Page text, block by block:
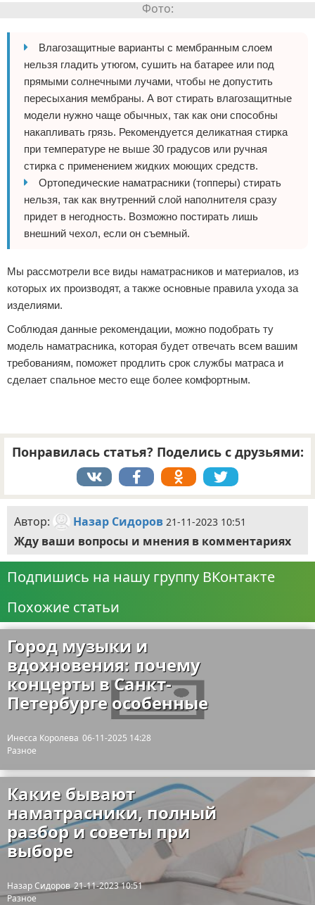
Влагозащитные варианты с мембранным слоем
нельзя гладить утюгом, сушить на батарее или под
прямыми солнечными лучами, чтобы не допустить
пересыхания мембраны. А вот стирать влагозащитные
модели нужно чаще обычных, так как они способны
накапливать грязь. Рекомендуется деликатная стирка
при температуре не выше 30 градусов или ручная
стирка с применением жидких моющих средств.
Ортопедические наматрасники (топперы) стирать
нельзя, так как внутренний слой наполнителя сразу
придет в негодность. Возможно постирать лишь
внешний чехол, если он съемный.
Мы рассмотрели все виды наматрасников и материалов, из
которых их производят, а также основные правила ухода за
изделиями.
Соблюдая данные рекомендации, можно подобрать ту
модель наматрасника, которая будет отвечать всем вашим
требованиям, поможет продлить срок службы матраса и
сделает спальное место еще более комфортным.
Понравилась статья? Поделись с друзьями:
Автор: Назар Сидоров 21-11-2023 10:51
Жду ваши вопросы и мнения в комментариях
Подпишись на нашу группу ВКонтакте
Похожие статьи
Город музыки и
вдохновения: почему
концерты в Санкт-
Петербурге особенные
Инесса Королева 06-11-2025 14:28
Разное
Какие бывают
наматрасники, полный
разбор и советы при
выборе
Назар Сидоров 21-11-2023 10:51
Разное